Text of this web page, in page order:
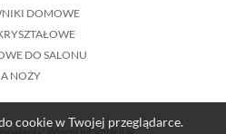
cookie w Twojej przeglądarce.
DOMOWE
DO SALONU
NOŻY